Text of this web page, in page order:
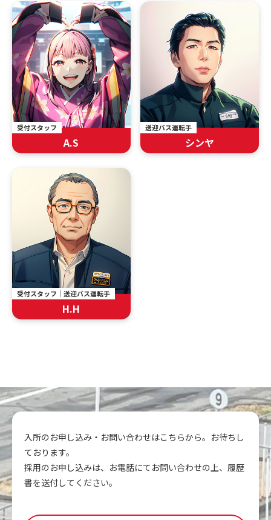
受付スタッフ
A.S
送迎バス運転手
シンヤ
受付スタッフ｜送迎バス運転手
H.H
入所のお申し込み・お問い合わせはこちらから。お待ちし
ております。
採用のお申し込みは、お電話にてお問い合わせの上、履歴
書を送付してください。